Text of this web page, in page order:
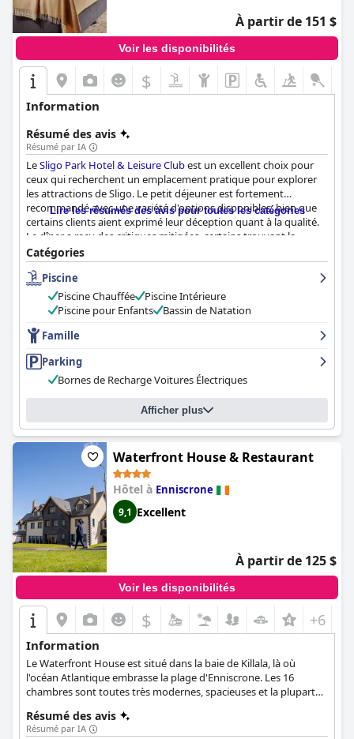
À partir de 151 $
Voir les disponibilités
$
Information
Résumé des avis
Résumé par IA
LeSligo Park Hotel & Leisure Clubest un excellent choix pour
ceux qui recherchent un emplacement pratique pour explorer
les attractions de Sligo. Le petit déjeuner est fortement
recommandé avec une variété d'options disponibles, bien que
certains clients aient exprimé leur déception quant à la qualité.
Le dîner a reçu des critiques mitigées, certains trouvant la
nourriture exceptionnelle et d'autres la trouvant moyenne. Les
chambres sont généralement propres et confortables, bien que
certains clients se soient plaints du bruit et de la vétusté du
décor. Le personnel est remarquable et les clients louent son
amabilité, son professionnalisme et sa serviabilité. Les
installations de loisirs, notamment la salle de sport et la piscine,
sont excellentes et bien entretenues. Les familles apprécieront
Les lits sont confortables et offrent une bonne nuit de sommeil.
Dans l'ensemble, leSligo Park Hotel & Leisure Club
Lire les résumés des avis pour toutes les catégories
Catégories
Piscine
Piscine Chauffée
Piscine Intérieure
Piscine pour Enfants
Bassin de Natation
Famille
Parking
Bornes de Recharge Voitures Électriques
Afficher plus
Waterfront House & Restaurant
Hôtel à Enniscrone
9,1 Excellent
À partir de 125 $
Voir les disponibilités
$ +6
Information
Le Waterfront House est situé dans la baie de Killala, là où
l'océan Atlantique embrasse la plage d'Enniscrone. Les 16
chambres sont toutes très modernes, spacieuses et la plupart
Résumé des avis
Résumé par IA